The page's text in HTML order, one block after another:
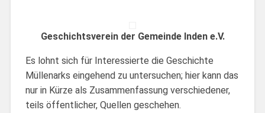
Geschichtsverein der Gemeinde Inden e.V.
Es lohnt sich für Interessierte die Geschichte
Müllenarks eingehend zu untersuchen; hier kann das
nur in Kürze als Zusammenfassung verschiedener,
teils öffentlicher, Quellen geschehen.